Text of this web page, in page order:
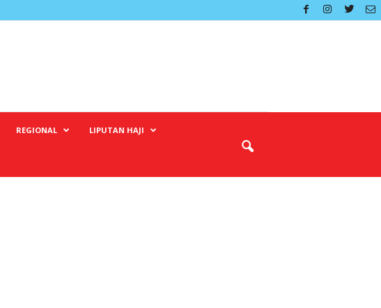
REGIONAL LIPUTAN HAJI